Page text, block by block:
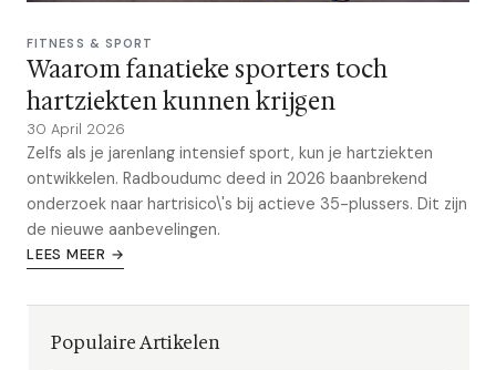
FITNESS & SPORT
Waarom fanatieke sporters toch
hartziekten kunnen krijgen
30 April 2026
Zelfs als je jarenlang intensief sport, kun je hartziekten
ontwikkelen. Radboudumc deed in 2026 baanbrekend
onderzoek naar hartrisico\'s bij actieve 35-plussers. Dit zijn
de nieuwe aanbevelingen.
LEES MEER →
Populaire Artikelen